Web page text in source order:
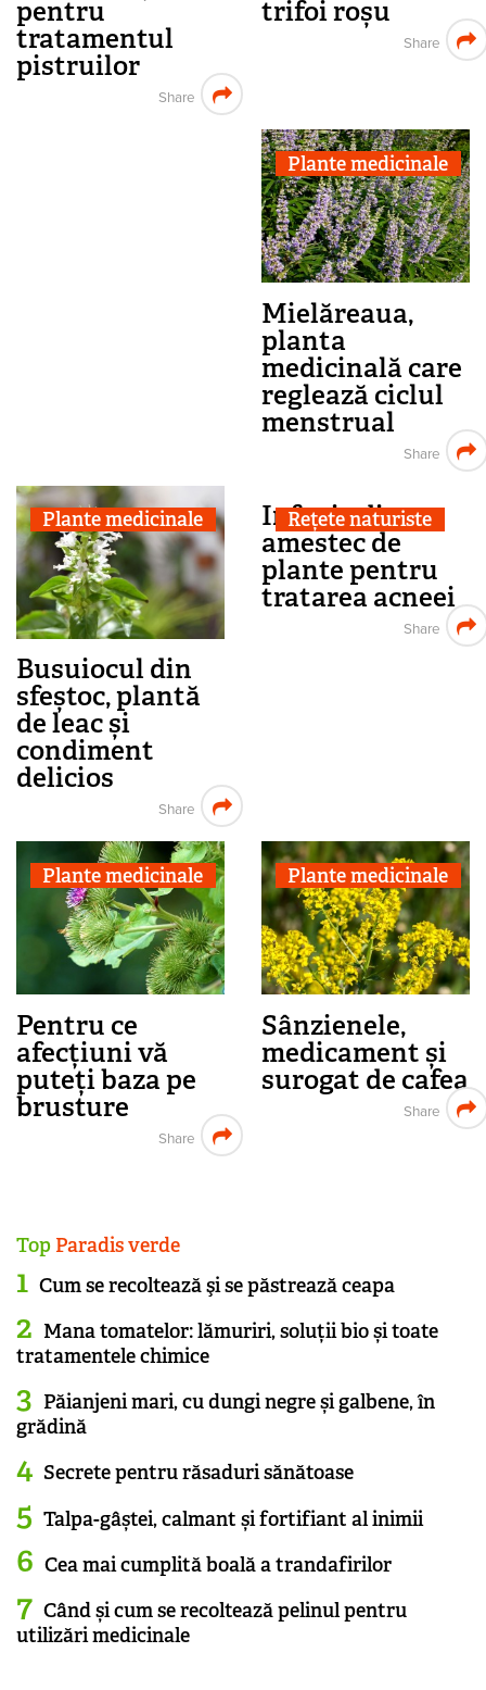
pentru
tratamentul
pistruilor
Share
trifoi roșu
Share
Plante medicinale
Mielăreaua,
planta
medicinală care
reglează ciclul
menstrual
Share
Plante medicinale
Busuiocul din
sfeștoc, plantă
de leac și
condiment
delicios
Share
Rețete naturiste
Infuzie din
amestec de
plante pentru
tratarea acneei
Share
Plante medicinale
Pentru ce
afecțiuni vă
puteți baza pe
brusture
Share
Plante medicinale
Sânzienele,
medicament și
surogat de cafea
Share
Top Paradis verde
Cum se recoltează şi se păstrează ceapa
Mana tomatelor: lămuriri, soluții bio și toate
tratamentele chimice
Păianjeni mari, cu dungi negre și galbene, în
grădină
Secrete pentru răsaduri sănătoase
Talpa-gâștei, calmant și fortifiant al inimii
Cea mai cumplită boală a trandafirilor
Când și cum se recoltează pelinul pentru
utilizări medicinale